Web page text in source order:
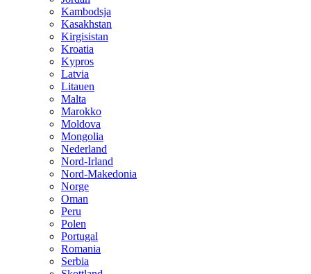
Kambodsja
Kasakhstan
Kirgisistan
Kroatia
Kypros
Latvia
Litauen
Malta
Marokko
Moldova
Mongolia
Nederland
Nord-Irland
Nord-Makedonia
Norge
Oman
Peru
Polen
Portugal
Romania
Serbia